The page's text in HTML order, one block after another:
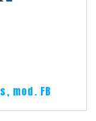
mod. FB